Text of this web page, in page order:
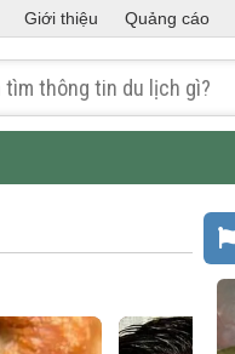
Giới thiệu Quảng cáo